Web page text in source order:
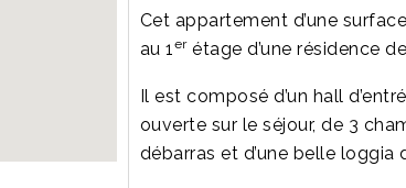
Cet appartement d’une
au 1 erétage d’une résidence
Il est composé d’un hall
ouverte sur le séjour, de 3
débarras et d’une belle loggia